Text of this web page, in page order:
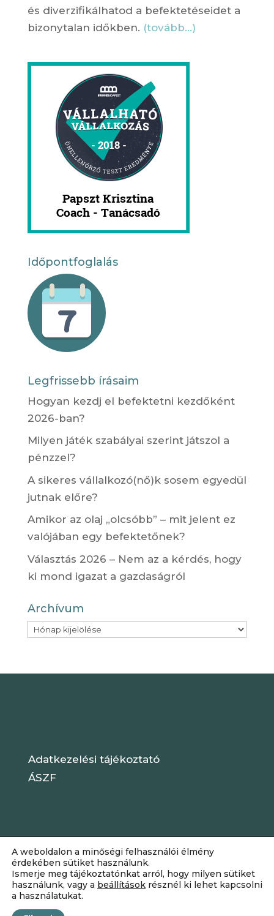
és diverzifikálhatod a befektetéseidet a
bizonytalan időkben. (tovább…)
Időpontfoglalás
Legfrissebb írásaim
Hogyan kezdj el befektetni kezdőként
2026-ban?
Milyen játék szabályai szerint játszol a
pénzzel?
A sikeres vállalkozó(nő)k sosem egyedül
jutnak előre?
Amikor az olaj „olcsóbb” – mit jelent ez
valójában egy befektetőnek?
Választás 2026 – Nem az a kérdés, hogy
ki mond igazat a gazdaságról
Archívum
Archívum
Adatkezelési tájékoztató
ÁSZF
Dizájn:
A weboldalon a minőségi felhasználói élmény
érdekében sütiket használunk.
Ismerje meg tájékoztatónkat arról, hogy milyen sütiket
használunk, vagy a beállítások résznél ki lehet kapcsolni
a használatukat.